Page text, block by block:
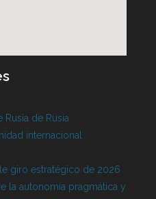
de Rusia
internacional
giro estratégico de 2026
la autonomía pragmática y